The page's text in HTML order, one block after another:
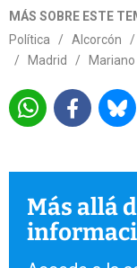
MÁS SOBRE ESTE
Política
/ Alcorcón /
/
Madrid /
Más allá